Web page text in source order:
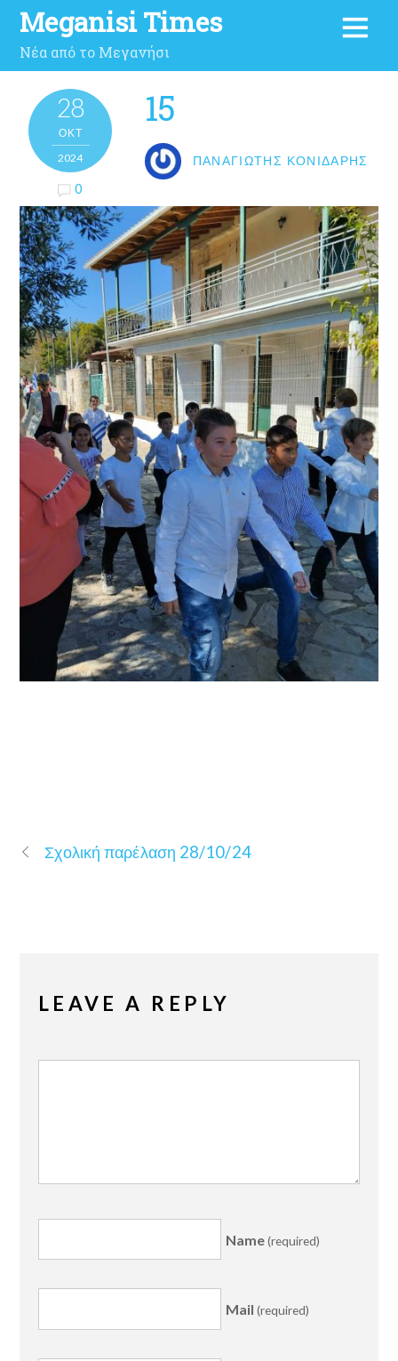
Meganisi Times
Νέα από το Μεγανήσι
28
ΟΚΤ
2024
0
15
ΠΑΝΑΓΙΏΤΗΣ ΚΟΝΙΔΆΡΗΣ
Σχολική παρέλαση 28/10/24
LEAVE A REPLY
Name(required)
Mail (required)